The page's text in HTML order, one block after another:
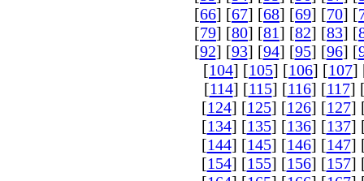
[66] [67] [68] [69] [70] [
[79] [80] [81] [82] [83] [
[92] [93] [94] [95] [96] [
[104] [105] [106] [107]
[114] [115] [116] [117]
[124] [125] [126] [127]
[134] [135] [136] [137]
[144] [145] [146] [147]
[154] [155] [156] [157]